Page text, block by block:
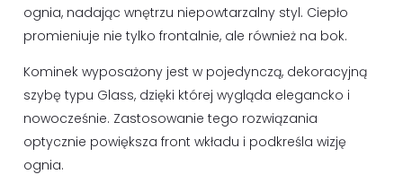
ognia, nadając wnętrzu niepowtarzalny styl. Ciepło
promieniuje nie tylko frontalnie, ale również na bok.
Kominek wyposażony jest w pojedynczą, dekoracyjną
szybę typu Glass, dzięki której wygląda elegancko i
nowocześnie. Zastosowanie tego rozwiązania
optycznie powiększa front wkładu i podkreśla wizję
ognia.